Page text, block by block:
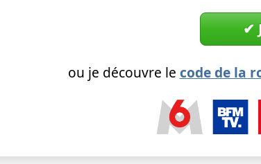
✔︎
ou je découvre le code de la